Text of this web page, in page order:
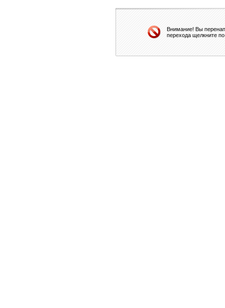
Внимание! Вы
перехода щелкните